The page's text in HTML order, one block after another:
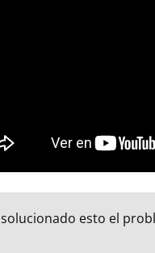
solucionado esto el